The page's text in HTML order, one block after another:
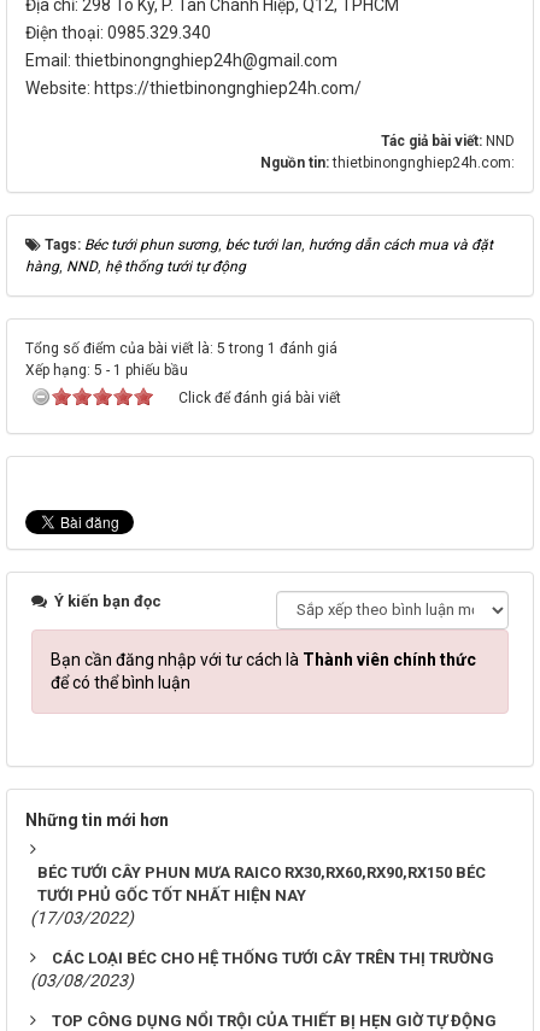
Địa chỉ: 298 Tô Ký, P. Tân Chánh Hiệp, Q12, TPHCM
Điện thoại: 0985.329.340
Email: thietbinongnghiep24h@gmail.com
Website: https://thietbinongnghiep24h.com/
Tác giả bài viết: NND
Nguồn tin:thietbinongnghiep24h.com:
Tags: Béc tưới phun sương, béc tưới lan hướng dẫn cách mua và đặt
hàng, NND, hệ thống tưới tự động
Tổng số điểm của bài viết là: 5 trong 1 đánh giá
Xếp hạng: 5 - 1 phiếu bầu
Click để đánh giá bài viết
Ý kiến bạn đọc
Bạn cần đăng nhập với tư cách là Thành viên chính thức
để có thể bình luận
Những tin mới hơn
BÉC TƯỚI CÂY PHUN MƯA RAICO RX30,RX60,RX90,RX150 BÉC
TƯỚI PHỦ GỐC TỐT NHẤT HIỆN NAY
(17/03/2022)
CÁC LOẠI BÉC CHO HỆ THỐNG TƯỚI CÂY TRÊN THỊ TRƯỜNG
(03/08/2023)
TOP CÔNG DỤNG NỔI TRỘI CỦA THIẾT BỊ HẸN GIỜ TỰ ĐỘNG